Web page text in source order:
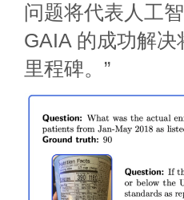
问题将代表人工
GAIA 的成功解
里程碑。”